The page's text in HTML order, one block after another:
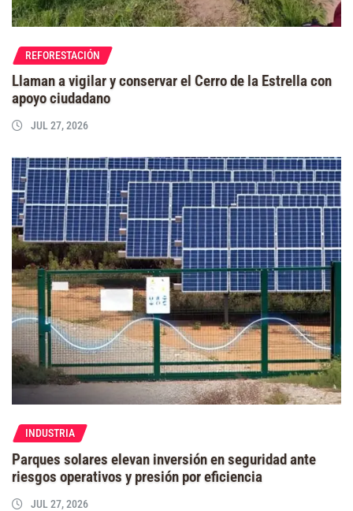
REFORESTACIÓN
Llaman a vigilar y conservar el Cerro de la Estrella con
apoyo ciudadano
JUL 27, 2026
INDUSTRIA
Parques solares elevan inversión en seguridad ante
riesgos operativos y presión por eficiencia
JUL 27, 2026